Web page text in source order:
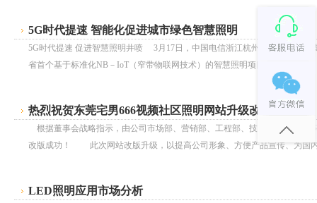
5G时代提速 智能化促进城市绿色智慧照明
5G时代提速 促进智慧照明井喷 3月17日，中国电信浙江杭州分公司、华为
省首个基于标准化NB－IoT（窄带物联网技术）的智慧照明项目，智能化路...
热烈祝贺东莞宅男666视频社区照明网站升级改版成功
根据董事会战略指示，由公司市场部、营销部、工程部、技术部及总经办
改版成功！ 此次网站改版升级，以提高公司形象、方便产品宣传、为国
LED照明应用市场分析